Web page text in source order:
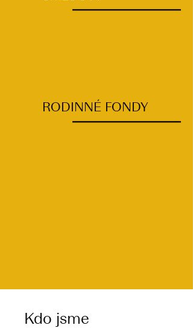
RODINNÉ FONDY
Kdo jsme